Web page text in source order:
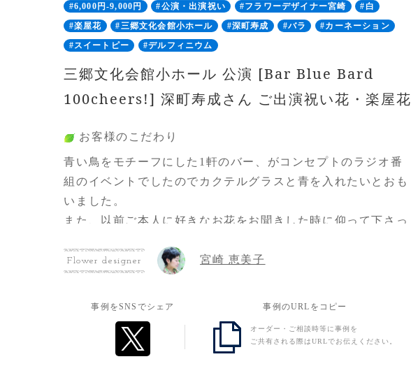
#6,000円-9,000円 #公演・出演祝い #フラワーデザイナー宮崎
#白
#楽屋花
#三郷文化会館小ホール #深町寿成 #バラ
#カーネーション
#スイートピー
#デルフィニウム
三郷文化会館小ホール 公演 [Bar Blue Bard
100cheers!] 深町寿成さん ご出演祝い花・楽屋花
お客様のこだわり
青い鳥をモチーフにした1軒のバー、がコンセプトのラジオ番
組のイベントでしたのでカクテルグラスと青を入れたいとおも
いました。
また、以前ご本人に好きなお花をお聞きした時に仰って下さっ
お花をイベントで贈るのも久しぶりでしたが、100回目にして
初めての単独イベントをお祝いしたい気持ちと贈ったお花で彩
りを加えられたらとおもいました。
Flower designer 宮崎 恵美子
事例をSNSでシェア 事例のURLをコピー
オーダー・ご相談時等に事例を
ご共有される際はURLでお伝えください。